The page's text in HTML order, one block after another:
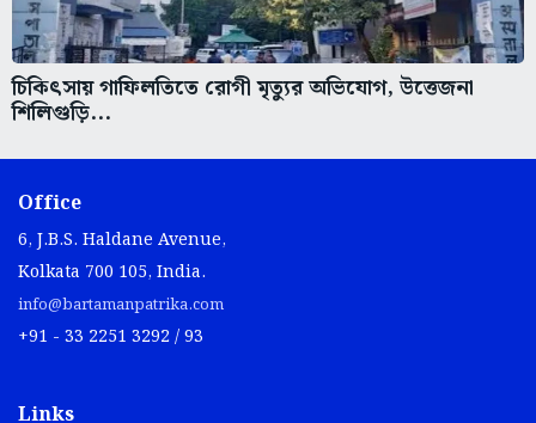
চিকিৎসায় গাফিলতিতে রোগী মৃত্যুর অভিযোগ, উত্তেজনা
শিলিগুড়ি...
Office
6, J.B.S. Haldane Avenue,
Kolkata 700 105, India.
info@bartamanpatrika.com
+91 - 33 2251 3292 / 93
Links